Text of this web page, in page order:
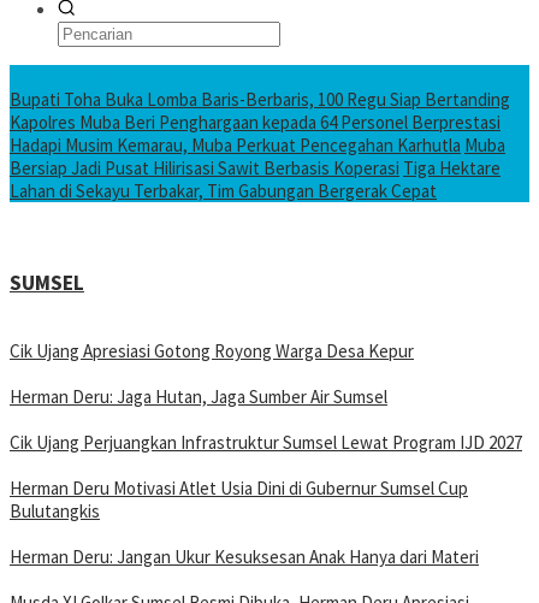
Bupati Toha Buka Lomba Baris-Berbaris, 100 Regu Siap Bertanding
Kapolres Muba Beri Penghargaan kepada 64 Personel Berprestasi
Hadapi Musim Kemarau, Muba Perkuat Pencegahan Karhutla Muba
Bersiap Jadi Pusat Hilirisasi Sawit Berbasis Koperasi Tiga Hektare
Lahan di Sekayu Terbakar, Tim Gabungan Bergerak Cepat
SUMSEL
Cik Ujang Apresiasi Gotong Royong Warga Desa Kepur
Herman Deru: Jaga Hutan, Jaga Sumber Air Sumsel
Cik Ujang Perjuangkan Infrastruktur Sumsel Lewat Program IJD 2027
Herman Deru Motivasi Atlet Usia Dini di Gubernur Sumsel Cup
Bulutangkis
Herman Deru: Jangan Ukur Kesuksesan Anak Hanya dari Materi